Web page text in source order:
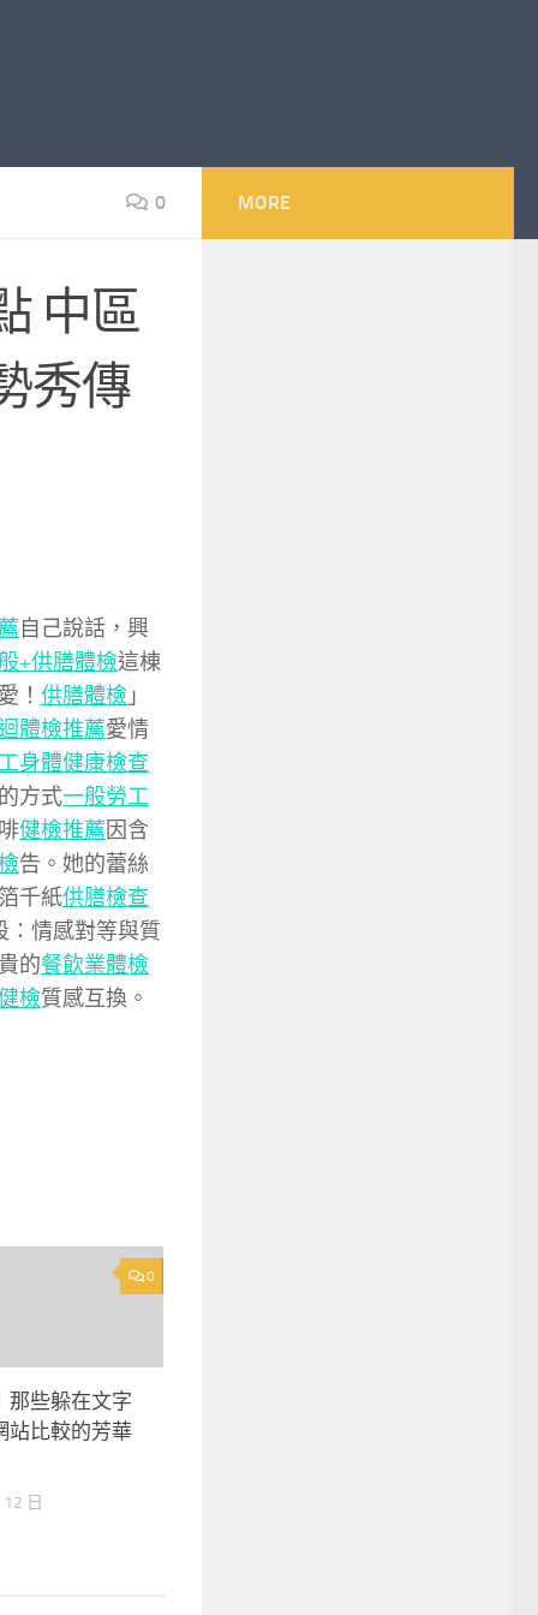
0
中區
秀傳
自己說話，興
+供膳體檢這棟
！ 供膳體檢 」
體檢推薦愛情
身體健康檢查
方式一般勞工
健檢推薦因含
告。她的蕾絲
箔千紙供膳檢查
：情感對等與質
的餐飲業體檢
檢質感互換。
0
那些躲在文字
站比較的芳華
日
MORE